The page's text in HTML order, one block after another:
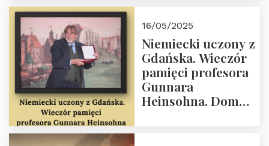
Dom Trójmorza 23
maja 2025 r. godz.
18:00.
16/05/2025
Niemiecki uczony z
Gdańska. Wieczór
pamięci profesora
Gunnara
Heinsohna. Dom